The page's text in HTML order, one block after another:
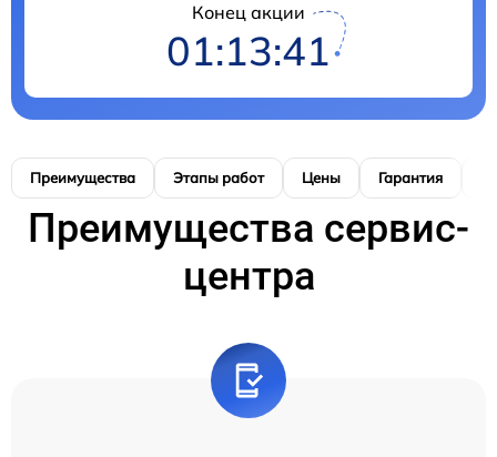
Конец акции
01:13:40
Преимущества Этапы работ Цены Гарантия
Преимущества сервис-
центра